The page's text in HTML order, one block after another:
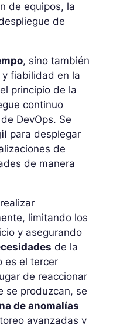
de equipos, la
de
, sino también
y fiabilidad en la
principio de la
continuo
DevOps. Se
para desplegar
de
de manera
limitando los
y asegurando
de la
es el tercer
de reaccionar
se produzcan, se
de anomalías
avanzadas y